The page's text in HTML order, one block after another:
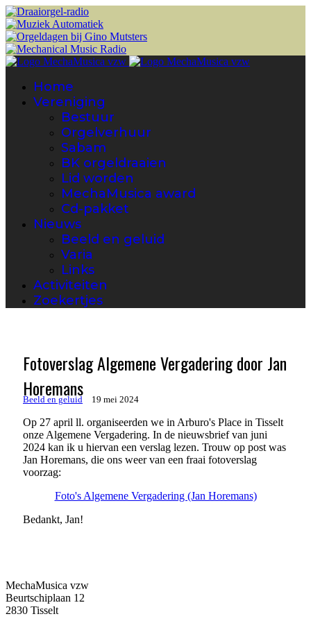
Home
Vereniging
Bestuur
Orgelverhuur
Sabam
BK orgeldraaien
Lid worden
MechaMusica award
Cd-pakket
Nieuws
Beeld en geluid
Varia
Links
Activiteiten
Zoekertjes
Fotoverslag Algemene Vergadering door Jan
Horemans
Beeld en geluid 19 mei 2024
Op 27 april ll. organiseerden we in Arburo's Place in Tisselt
onze Algemene Vergadering. In de nieuwsbrief van juni
2024 kan ik u hiervan een verslag lezen. Trouw op post was
Jan Horemans, die ons weer van een fraai fotoverslag
voorzag:
Foto's Algemene Vergadering (Jan Horemans)
Bedankt, Jan!
MechaMusica vzw
Beurtschiplaan 12
2830 Tisselt